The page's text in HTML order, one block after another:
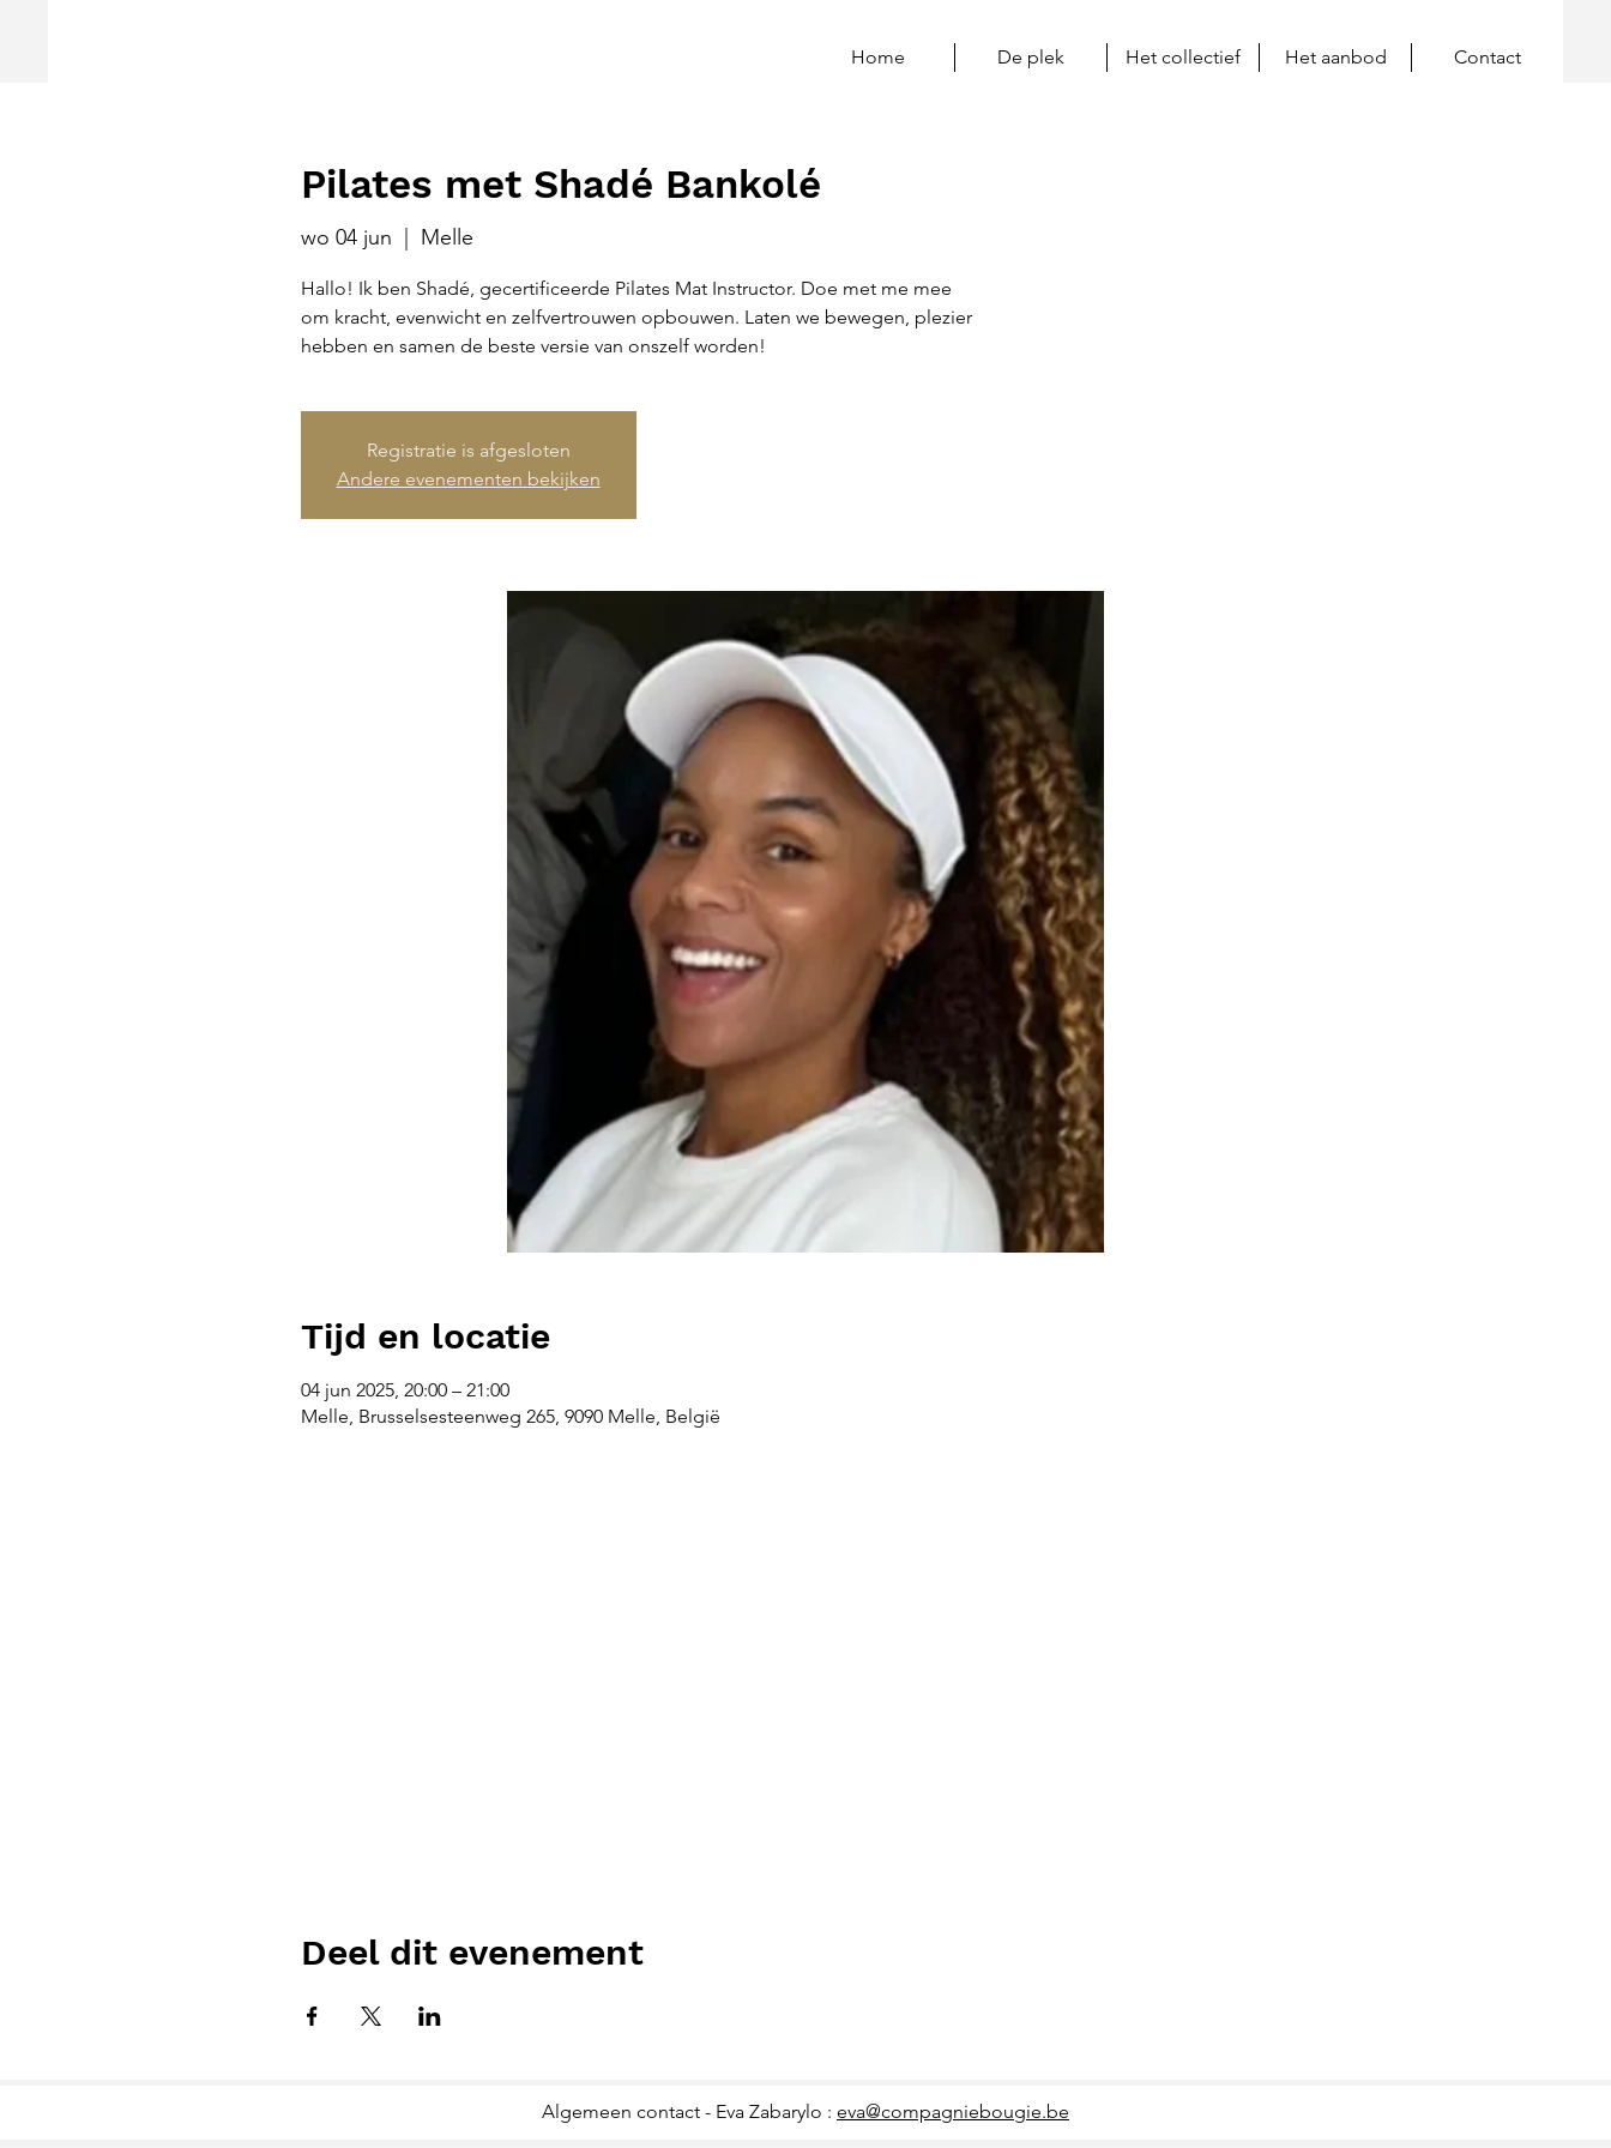
Home De plek Het collectief Het aanbod Contact
Pilates met Shadé Bankolé
wo 04 jun Melle
Hallo! Ik ben Shadé, gecertificeerde Pilates Mat Instructor. Doe met me mee
om kracht, evenwicht en zelfvertrouwen opbouwen. Laten we bewegen, plezier
hebben en samen de beste versie van onszelf worden!
Registratie is afgesloten
Andere evenementen bekijken
Tijd en locatie
04 jun 2025, 20:00 – 21:00
Melle, Brusselsesteenweg 265, 9090 Melle, België
Deel dit evenement
Algemeen contact - Eva Zabarylo : eva@compagniebougie.be